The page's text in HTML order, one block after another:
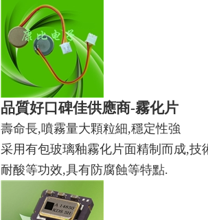
品質好口碑佳供應商-霧化片
壽命長,噴霧量大顆粒細,穩定性強
采用有包玻璃釉霧化片面精制而成,技
耐酸等功效,具有防腐蝕等特點.